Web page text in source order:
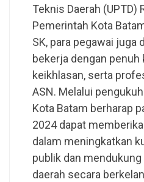
Teknis Daerah (UPTD)
Pemerintah Kota
SK, para pegawai juga
bekerja dengan penuh
keikhlasan, serta
ASN. Melalui
Kota Batam berharap
2024 dapat
dalam meningkatkan
publik dan
daerah secara